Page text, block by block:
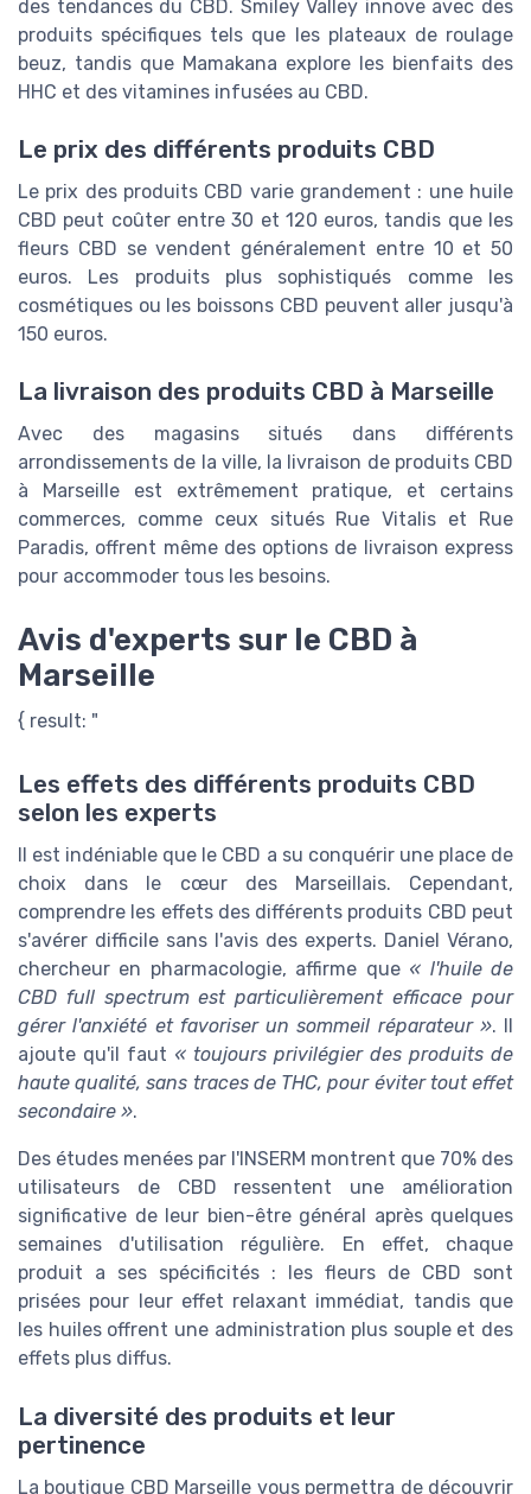
des tendances du CBD. Smiley Valley innove avec des
produits spécifiques tels que les plateaux de roulage
beuz, tandis que Mamakana explore les bienfaits des
HHC et des vitamines infusées au CBD.
Le prix des différents produits CBD
Le prix des produits CBD varie grandement : une huile
CBD peut coûter entre 30 et 120 euros, tandis que les
fleurs CBD se vendent généralement entre 10 et 50
euros. Les produits plus sophistiqués comme les
cosmétiques ou les boissons CBD peuvent aller jusqu'à
150 euros.
La livraison des produits CBD à Marseille
Avec des magasins situés dans différents
arrondissements de la ville, la livraison de produits CBD
à Marseille est extrêmement pratique, et certains
commerces, comme ceux situés Rue Vitalis et Rue
Paradis, offrent même des options de livraison express
pour accommoder tous les besoins.
Avis d'experts sur le CBD à
Marseille
{ result: "
Les effets des différents produits CBD
selon les experts
Il est indéniable que le CBD a su conquérir une place de
choix dans le cœur des Marseillais. Cependant,
comprendre les effets des différents produits CBD peut
s'avérer difficile sans l'avis des experts. Daniel Vérano,
chercheur en pharmacologie, affirme que « l'huile de
CBD full spectrum est particulièrement efficace pour
gérer l'anxiété et favoriser un sommeil réparateur ». Il
ajoute qu'il faut « toujours privilégier des produits de
haute qualité, sans traces de THC, pour éviter tout effet
secondaire ».
Des études menées par l'INSERM montrent que 70% des
utilisateurs de CBD ressentent une amélioration
significative de leur bien-être général après quelques
semaines d'utilisation régulière. En effet, chaque
produit a ses spécificités : les fleurs de CBD sont
prisées pour leur effet relaxant immédiat, tandis que
les huiles offrent une administration plus souple et des
effets plus diffus.
La diversité des produits et leur
pertinence
La boutique CBD Marseille vous permettra de découvrir